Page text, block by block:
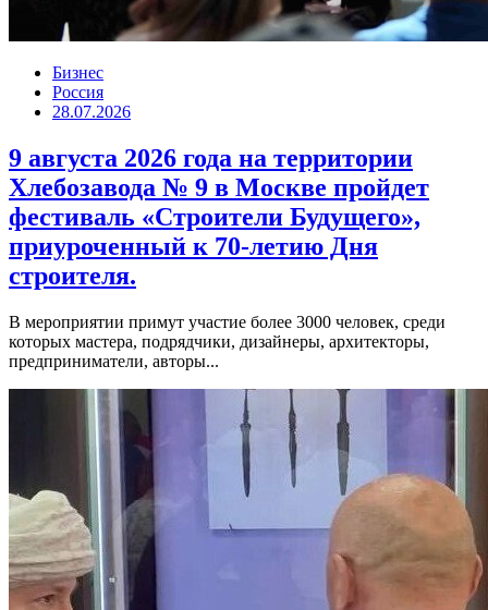
Бизнес
Россия
28.07.2026
9 августа 2026 года на территории
Хлебозавода № 9 в Москве пройдет
фестиваль «Строители Будущего»,
приуроченный к 70-летию Дня
строителя.
В мероприятии примут участие более 3000 человек, среди
которых мастера, подрядчики, дизайнеры, архитекторы,
предприниматели, авторы...